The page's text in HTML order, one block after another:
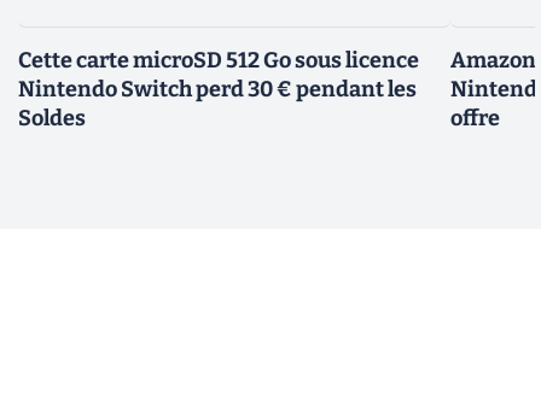
Cette carte microSD 512 Go sous licence
Nintendo Switch perd 30 € pendant les
Soldes
offre